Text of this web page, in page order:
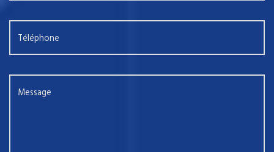
Téléphone
Message